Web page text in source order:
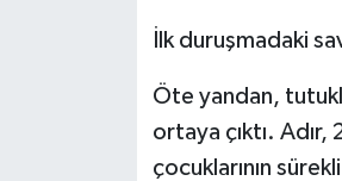
İlk duruşmadaki
Öte yandan,
ortaya çıktı. Adır,
çocuklarının